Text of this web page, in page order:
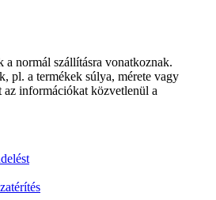
a normál szállításra vonatkoznak.
pl. a termékek súlya, mérete vagy
az információkat közvetlenül a